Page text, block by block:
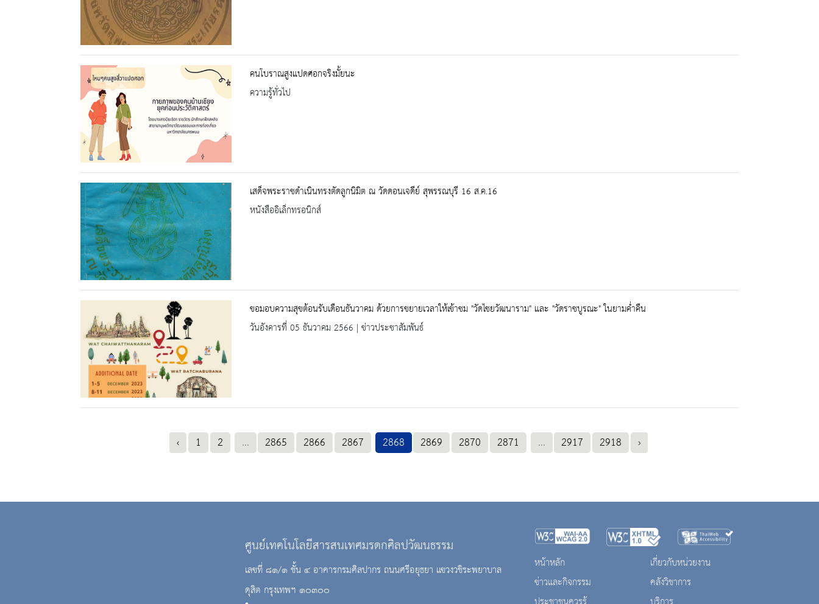
คนโบราณสูงแปดศอกจริงมั้ยนะ
ความรู้ทั่วไป
เสด็จพระราชดำเนินทรงตัดลูกนิมิต ณ วัดดอนเจดีย์ สุพรรณบุรี 16 ส.ค.16
หนังสืออิเล็กทรอนิกส์
ขอมอบความสุขต้อนรับเดือนธันวาคม ด้วยการขยายเวลาให้เข้าชม "วัดไชยวัฒนาราม" และ "วัดราชบูรณะ" ในยามค่ำคืน
วันอังคารที่ 05 ธันวาคม 2566 | ข่าวประชาสัมพันธ์
‹ 1 2 ... 2865 2866 2867 2868 2869 2870 2871 ... 2917 2918 ›
ศูนย์เทคโนโลยีสารสนเทศมรดกศิลปวัฒนธรรม
เลขที่ ๘๑/๑ ชั้น ๔ อาคารกรมศิลปากร ถนนศรีอยุธยา แขวงวชิระพยาบาล
ดุสิต กรุงเทพฯ ๑๐๓๐๐
หน้าหลัก
ข่าวและกิจกรรม
เกี่ยวกับหน่วยงาน
คลังวิชาการ